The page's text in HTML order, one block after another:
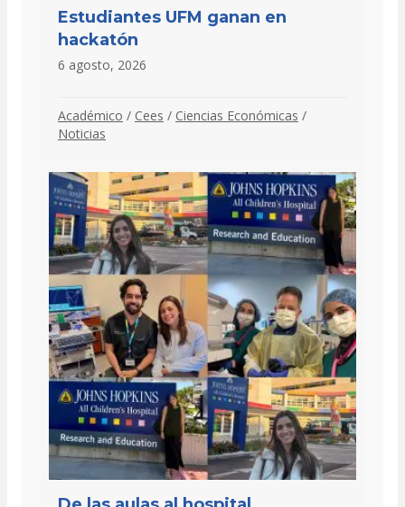
Estudiantes UFM ganan en
hackatón
6 agosto, 2026
Académico / Cees / Ciencias Económicas /
Noticias